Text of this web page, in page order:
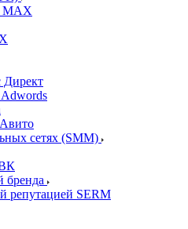
MAX
Директ
сетях (SMM)
бренда
репутацией SERM